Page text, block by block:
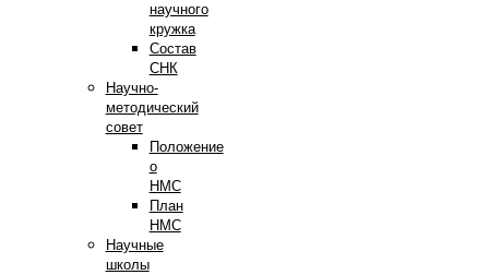
научного
кружка
Состав
СНК
Научно-
методический
совет
Положение
о
НМС
План
НМС
Научные
школы